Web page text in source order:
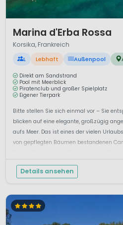
Marina d'Erba Rossa
Korsika, Frankreich
L Lebhaft Außenpool
Direkt am Sandstrand
Pool mit Meerblick
Piratenclub und großer Spielplatz
Eigener Tierpark
Bitte stellen Sie sich einmal vor – Sie
blicken auf eine elegante, großzügig
aufs Meer. Das ist eines der vielen
von gepflegten Bäumen bestandenen
S...
Details ansehen